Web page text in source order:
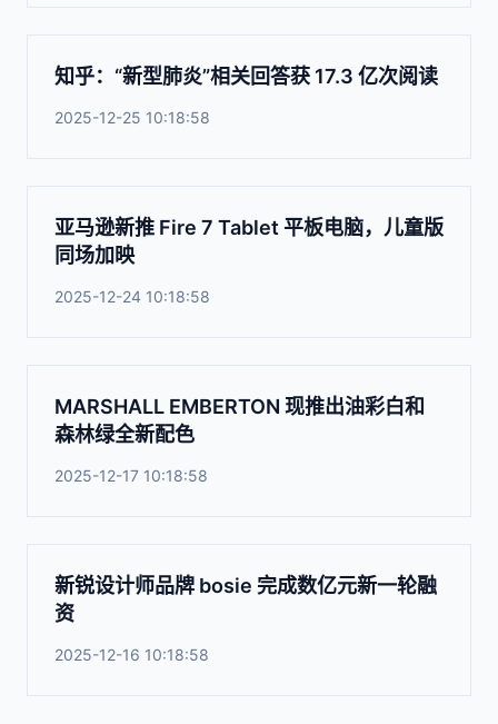
知乎：“新型肺炎”相关回答获 17.3 亿次阅读
2025-12-25 10:18:58
亚马逊新推 Fire 7 Tablet 平板电脑，儿童版
同场加映
2025-12-24 10:18:58
MARSHALL EMBERTON 现推出油彩白和
森林绿全新配色
2025-12-17 10:18:58
新锐设计师品牌 bosie 完成数亿元新一轮融
资
2025-12-16 10:18:58